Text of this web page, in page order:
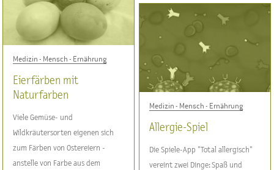
Medizin - Mensch - Ernährung
Eierfärben mit
Naturfarben
Viele Gemüse- und
Wildkräutersorten eigenen sich
zum Färben von Ostereiern -
anstelle von Farbe aus dem
Medizin - Mensch - Ernährung
Allergie-Spiel
Die Spiele-App "Total allergisch"
vereint zwei Dinge: Spaß und